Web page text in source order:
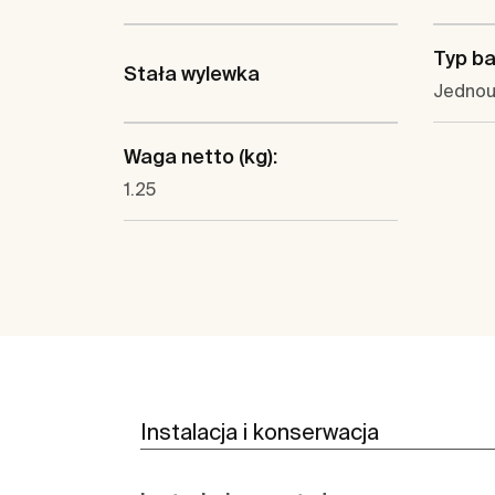
Stała wylewka
Typ
Waga netto (kg):
1.25
Instalacja i konserwacja